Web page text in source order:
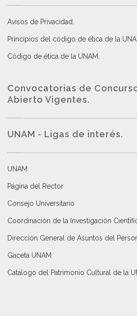
Avisos de Privacidad
Principios del código de ética de la
Código de ética de la UNAM
Convocatorias de
Abierto Vigentes.
UNAM - Ligas de interés.
UNAM
Página del Rector
Consejo Universitario
Coordinación de la Investigación
Dirección General de Asuntos del
Gaceta UNAM
Catálogo del Patrimonio Cultural de la